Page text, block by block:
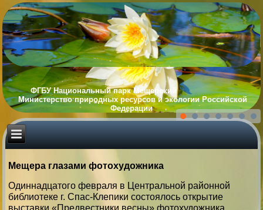
ФГБУ Национальный парк Мещерский
Министерство природных ресурсов и экологии Российской
Федерации
Мещера глазами фотохудожника
Одиннадцатого февраля в Центральной районной
библиотеке г. Спас-Клепики состоялось открытие
выставки «Предвестники весны» фотохудожника